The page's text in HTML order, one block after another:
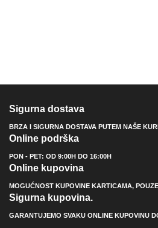
Sigurna dostava
BRZA I SIGURNA DOSTAVA PUTEM NAŠE
Online podrška
PON - PET: OD 9:00H DO 16:00H
Online kupovina
MOGUĆNOST KUPOVINE KARTICAMA,
Sigurna kupovina.
GARANTUJEMO SVAKU ONLINE KUPOVINU